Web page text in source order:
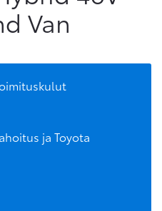
Van
ja Toyota